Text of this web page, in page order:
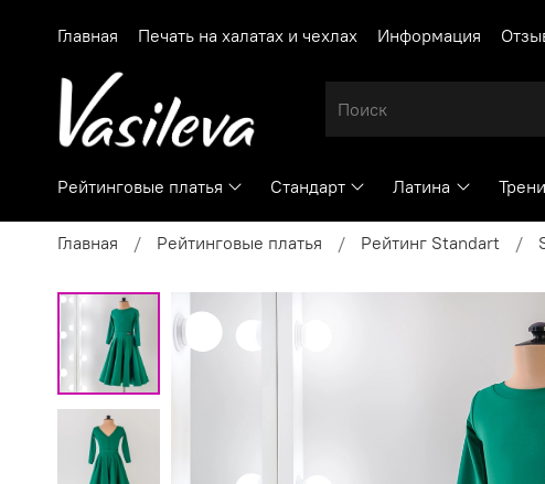
Главная Печать на халатах и чехлах Информация
Рейтинговые платья Стандарт Латина
Главная Рейтинговые платья Рейтинг Standart